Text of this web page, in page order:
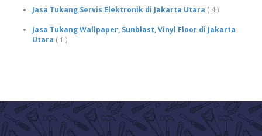
Jasa Tukang Servis Elektronik di Jakarta Utara ( 4 )
Jasa Tukang Wallpaper, Sunblast, Vinyl Floor di Jakarta
Utara ( 1 )